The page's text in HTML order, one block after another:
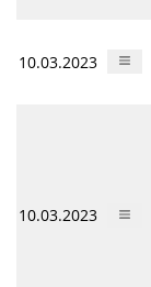
10.03.2023
10.03.2023